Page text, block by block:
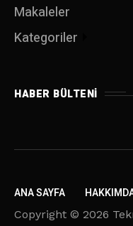
Makaleler
Kategoriler
HABER BÜLTENI
ANA SAYFA
Copyright © 2026